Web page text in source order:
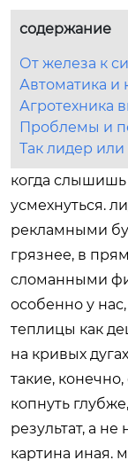
содержание
От железа к
Автоматика и
Агротехника
Проблемы и
Так лидер
когда слышишь
усмехнуться.
рекламными
грязнее, в
сломанными
особенно у
теплицы как
на кривых
такие,
копнуть
результат, а
картина иная.